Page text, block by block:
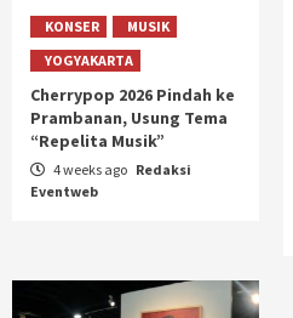
KONSER
MUSIK
YOGYAKARTA
Cherrypop 2026 Pindah ke
Prambanan, Usung Tema
“Repelita Musik”
4 weeks ago Redaksi
Eventweb